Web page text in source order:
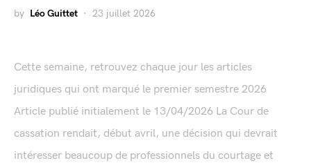
by Léo Guittet 23 juillet 2026
Cette semaine, retrouvez chaque jour les articles
juridiques qui ont marqué le premier semestre 2026
Article publié initialement le 13/04/2026 La Cour de
cassation rendait, début avril, une décision qui devrait
intéresser beaucoup de professionnels du courtage et